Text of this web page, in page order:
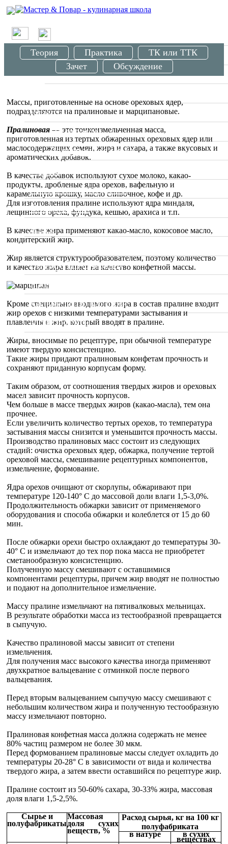
О проекте
Школа
Вводные занятия
Рецепты
По странам
Ресторанное меню
Отзывы о ресторанах
Специалисты
Фото
Видео
Вопрос Шеф-повару
Sous Vide. Су Вид
Калькулятор калорий
Мои проекты
Урок Ореховые массы в кулинарии
Теория Практика
ТК или ТТК
Зачет
Обсуждение
Массы, приготовленные на основе ореховых ядер,
подразделяются на пралиновые и марципановые.
Пралиновая — это тонкоизмельченная масса,
приготовленная из тертых обжаренных ореховых ядер или
маслосодержащих семян, жира и сахара, а также вкусовых и
ароматических добавок.
В качестве добавок используют сухое молоко, какао-
продукты, дробленые ядра орехов, вафельную и
карамельную крошку, масло сливочное, кофе и др.
Для изготовления пралине используют ядра миндаля,
лещинного ореха, фундука, кешью, арахиса и т.п.
В качестве жира применяют какао-масло, кокосовое масло,
кондитерский жир.
Жир является структурообразователем, поэтому количество
и качество жира влияет на качество конфетной массы.
Кроме специально вводимого жира в состав пралине входит
жир орехов с низкими температурами застывания и
плавления и жир, который вводят в пралине.
Жиры, вносимые по рецептуре, при обычной температуре
имеют твердую консистенцию.
Такие жиры придают пралиновым конфетам прочность и
сохраняют приданную корпусам форму.
Таким образом, от соотношения твердых жиров и ореховых
масел зависит прочность корпусов.
Чем больше в массе твердых жиров (какао-масла), тем она
прочнее.
Если увеличить количество тертых орехов, то температура
застывания массы снизится и уменьшится прочность массы.
Производство пралиновых масс состоит из следующих
стадий: очистка ореховых ядер, обжарка, получение тертой
ореховой массы, смешивание рецептурных компонентов,
измельчение, формование.
Ядра орехов очищают от скорлупы, обжаривают при
температуре 120-140° С до массовой доли влаги 1,5-3,0%.
Продолжительность обжарки зависит от применяемого
оборудования и способа обжарки и колеблется от 15 до 60
мин.
После обжарки орехи быстро охлаждают до температуры 30-
40° С и измельчают до тех пор пока масса не приобретет
сметанообразную консистенцию.
Полученную массу смешивают с оставшимися
компонентами рецептуры, причем жир вводят не полностью
и подают на дополнительное измельчение.
Массу пралине измельчают на пятивалковых мельницах.
В результате обработки масса из тестообразной превращается
в сыпучую.
Качество пралиновой массы зависит от степени
измельчения.
Для получения масс высокого качества иногда применяют
двухкратное вальцевание с отминкой после первого
вальцевания.
Перед вторым вальцеванием сыпучую массу смешивают с
небольшим количеством жира и полученную тестообразную
массу измельчают повторно.
Пралиновая конфетная масса должна содержать не менее
80% частиц размером не более 30 мкм.
Перед формованием пралиновые массы следует охладить до
температуры 20-28° С в зависимости от вида и количества
твердого жира, а затем ввести оставшийся по рецептуре жир.
Пралине состоит из 50-60% сахара, 30-33% жира, массовая
доля влаги 1,5-2,5%.
Сырье и
полуфабрикаты
Массовая
доля сухих
веществ, %
Расход сырья, кг на 100 кг
полуфабриката
в натуре
в сухих
веществах